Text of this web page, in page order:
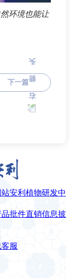
环境也能让
下一篇
站安利植物研发中
批件直销信息披
服